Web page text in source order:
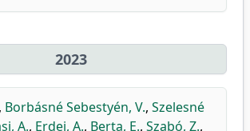
2023
, Borbásné Sebestyén, V., Szelesné
A., Erdei, A., Berta, E., Szabó, Z.,